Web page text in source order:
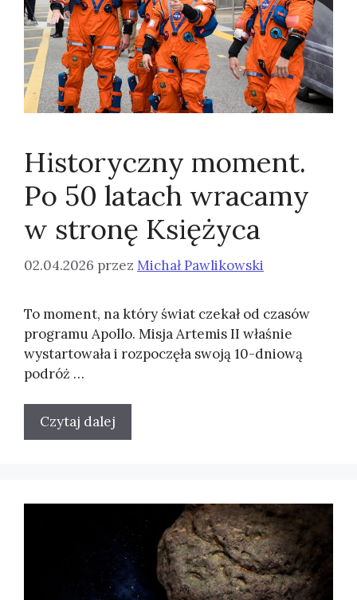
Historyczny moment.
Po 50 latach wracamy
w stronę Księżyca
02.04.2026 przez Michał Pawlikowski
To moment, na który świat czekał od czasów
programu Apollo. Misja Artemis II właśnie
wystartowała i rozpoczęła swoją 10-dniową
podróż …
Czytaj dalej